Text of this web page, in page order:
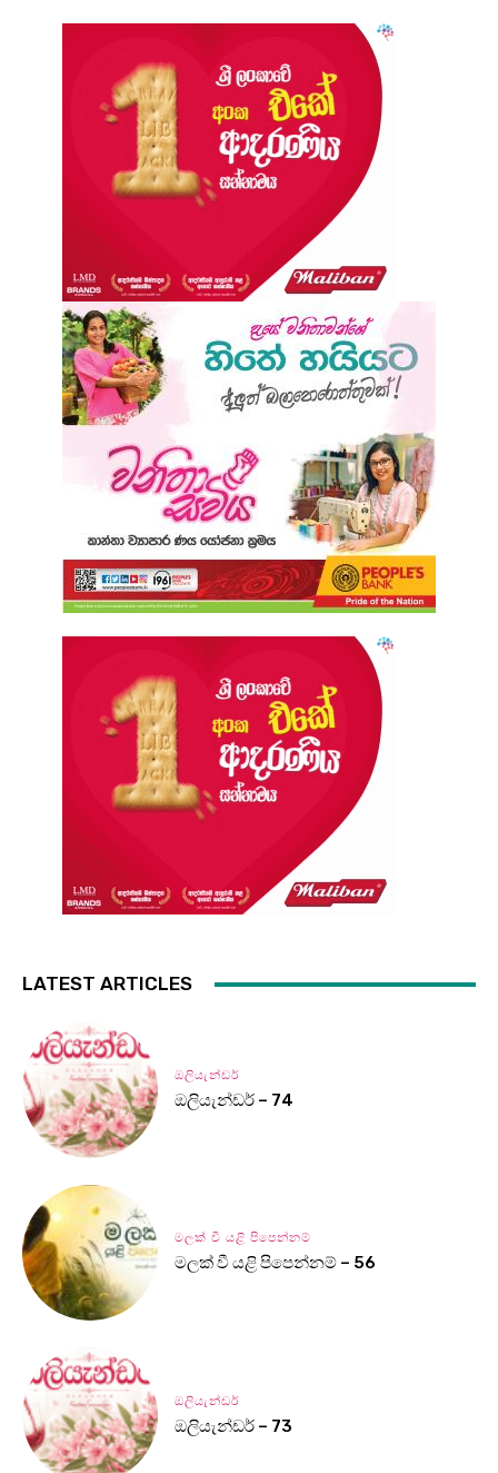
LATEST ARTICLES
ඔලියැන්ඩර්
ඔලියැන්ඩර් – 74
මලක් වී යළි පිපෙන්නම්
මලක් වී යළි පිපෙන්නම් – 56
ඔලියැන්ඩර්
ඔලියැන්ඩර් – 73